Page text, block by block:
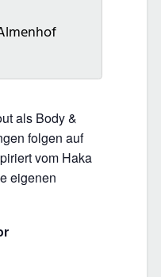
als Body &
folgen auf
vom Haka
eigenen